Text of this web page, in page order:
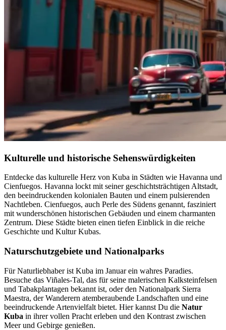
Kulturelle und historische Sehenswürdigkeiten
Entdecke das kulturelle Herz von Kuba in Städten wie Havanna und
Cienfuegos. Havanna lockt mit seiner geschichtsträchtigen Altstadt,
den beeindruckenden kolonialen Bauten und einem pulsierenden
Nachtleben. Cienfuegos, auch Perle des Südens genannt, fasziniert
mit wunderschönen historischen Gebäuden und einem charmanten
Zentrum. Diese Städte bieten einen tiefen Einblick in die reiche
Geschichte und Kultur Kubas.
Naturschutzgebiete und Nationalparks
Für Naturliebhaber ist Kuba im Januar ein wahres Paradies.
Besuche das Viñales-Tal, das für seine malerischen Kalksteinfelsen
und Tabakplantagen bekannt ist, oder den Nationalpark Sierra
Maestra, der Wanderern atemberaubende Landschaften und eine
beeindruckende Artenvielfalt bietet. Hier kannst Du die Natur
Kuba in ihrer vollen Pracht erleben und den Kontrast zwischen
Meer und Gebirge genießen.